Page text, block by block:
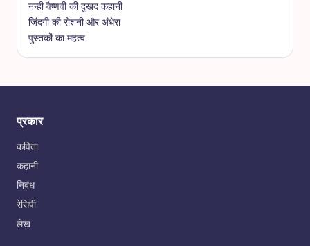
नन्ही वैष्णवी की दुखद कहानी
जिंदगी की रोशनी और अंधेरा
पुस्तकों का महत्व
प्रकार
कविता
कहानी
निबंध
रेसिपी
लेख